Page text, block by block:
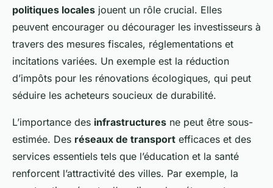
politiques locales jouent un rôle crucial. Elles
peuvent encourager ou décourager les investisseurs à
travers des mesures fiscales, réglementations et
incitations variées. Un exemple est la réduction
d’impôts pour les rénovations écologiques, qui peut
séduire les acheteurs soucieux de durabilité.
L’importance des infrastructures ne peut être sous-
estimée. Des réseaux de transport efficaces et des
services essentiels tels que l’éducation et la santé
renforcent l’attractivité des villes. Par exemple, la